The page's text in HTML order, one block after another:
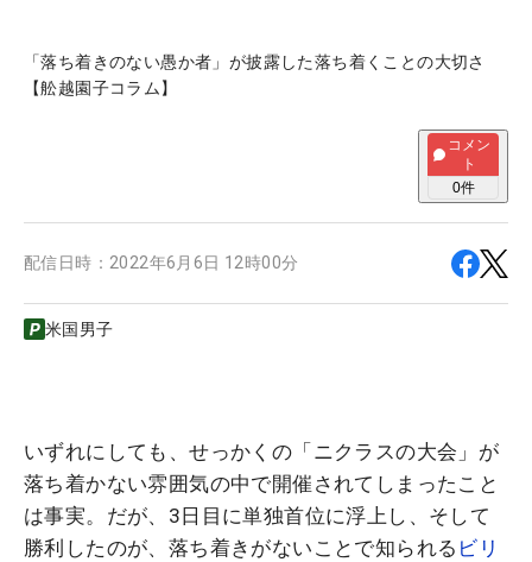
「落ち着きのない愚か者」が披露した落ち着くことの大切さ
【舩越園子コラム】
コメン
ト
0件
配信日時： 2022年6月6日 12時00分
米国男子
いずれにしても、せっかくの「ニクラスの大会」が
落ち着かない雰囲気の中で開催されてしまったこと
は事実。だが、3日目に単独首位に浮上し、そして
勝利したのが、落ち着きがないことで知られる ビリ